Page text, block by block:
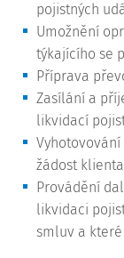
pojistných
Umožnění
týkajícího se
Příprava
Zasílání a
likvidací
žádost
Provádění
likvidaci
smluv a